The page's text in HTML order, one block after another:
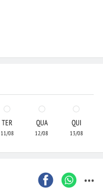
TER
11/08
QUA
12/08
QUI
13/08
...